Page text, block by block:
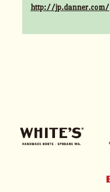
http://jp.danner.com/